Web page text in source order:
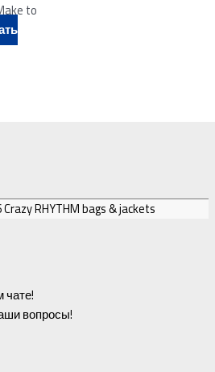
to
Crazy RHYTHM bags & jackets
вопросы!